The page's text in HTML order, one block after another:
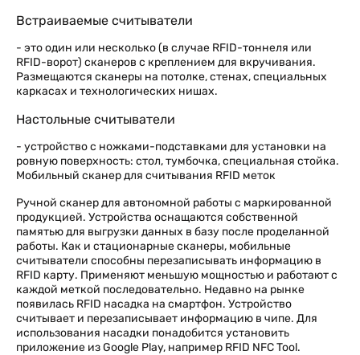
Встраиваемые считыватели
- это один или несколько (в случае RFID-тоннеля или
RFID-ворот) сканеров с креплением для вкручивания.
Размещаются сканеры на потолке, стенах, специальных
каркасах и технологических нишах.
Настольные считыватели
- устройство с ножками-подставками для установки на
ровную поверхность: стол, тумбочка, специальная стойка.
Мобильный сканер для считывания RFID меток
Ручной сканер для автономной работы с маркированной
продукцией. Устройства оснащаются собственной
памятью для выгрузки данных в базу после проделанной
работы. Как и стационарные сканеры, мобильные
считыватели способны перезаписывать информацию в
RFID карту. Применяют меньшую мощностью и работают с
каждой меткой последовательно. Недавно на рынке
появилась RFID насадка на смартфон. Устройство
считывает и перезаписывает информацию в чипе. Для
использования насадки понадобится установить
приложение из Google Play, например RFID NFC Tool.